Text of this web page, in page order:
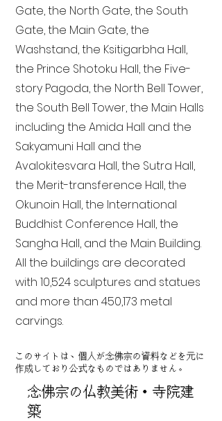
念佛宗の仏教美術・寺院建
築
Gate, the North Gate, the South
Gate, the Main Gate, the
Washstand, the Ksitigarbha Hall,
the Prince Shotoku Hall, the Five-
story Pagoda, the North Bell Tower,
the South Bell Tower, the Main Halls
including the Amida Hall and the
Sakyamuni Hall and the
Avalokitesvara Hall, the Sutra Hall,
the Merit-transference Hall, the
Okunoin Hall, the International
Buddhist Conference Hall, the
Sangha Hall, and the Main Building.
All the buildings are decorated
with 10,524 sculptures and statues
and more than 450,173 metal
carvings.
このサイトは、個人が念佛宗の資料などを元に
作成しており公式なものではありません。